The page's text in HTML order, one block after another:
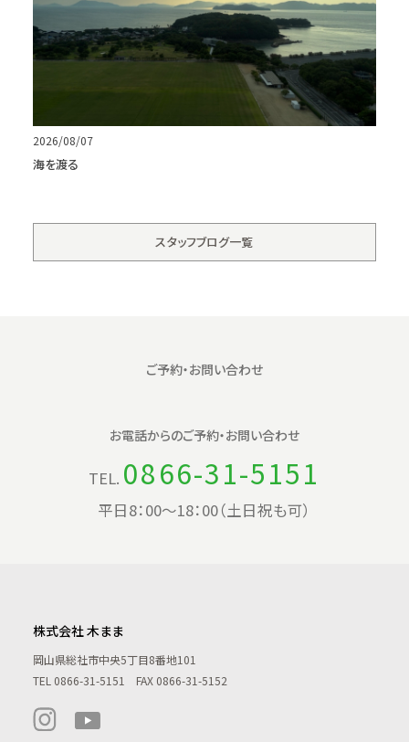
2026/08/07
海を渡る
スタッフブログ一覧
ご予約・お問い合わせ
お電話からのご予約・お問い合わせ
TEL. 0866-31-5151
平日8：00〜18：00（土日祝も可）
株式会社 木まま
岡山県総社市中央5丁目8番地101
TEL 0866-31-5151 FAX 0866-31-5152